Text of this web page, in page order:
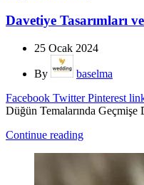
Davetiye Tasarımları
25 Ocak 2024
By
baselma
Facebook Twitter Pinterest
Düğün Temalarında Geçmişe
Continue reading